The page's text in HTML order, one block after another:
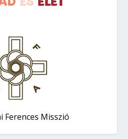
Ferences Misszió